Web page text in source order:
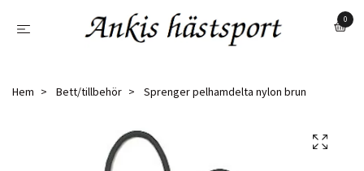
0
Hem Bett/tillbehör Sprenger pelhamdelta nylon brun